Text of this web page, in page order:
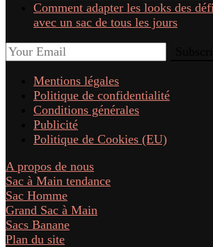
Comment adapter les looks des
avec un sac de tous les jours
Mentions légales
Politique de confidentialité
Conditions générales
Publicité
Politique de Cookies (EU)
A propos de nous
Sac à Main tendance
Sac Homme
Grand Sac à Main
Sacs Banane
Plan du site